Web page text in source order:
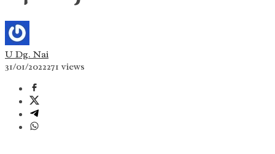
U Dg. Nai
31/01/2022271 views